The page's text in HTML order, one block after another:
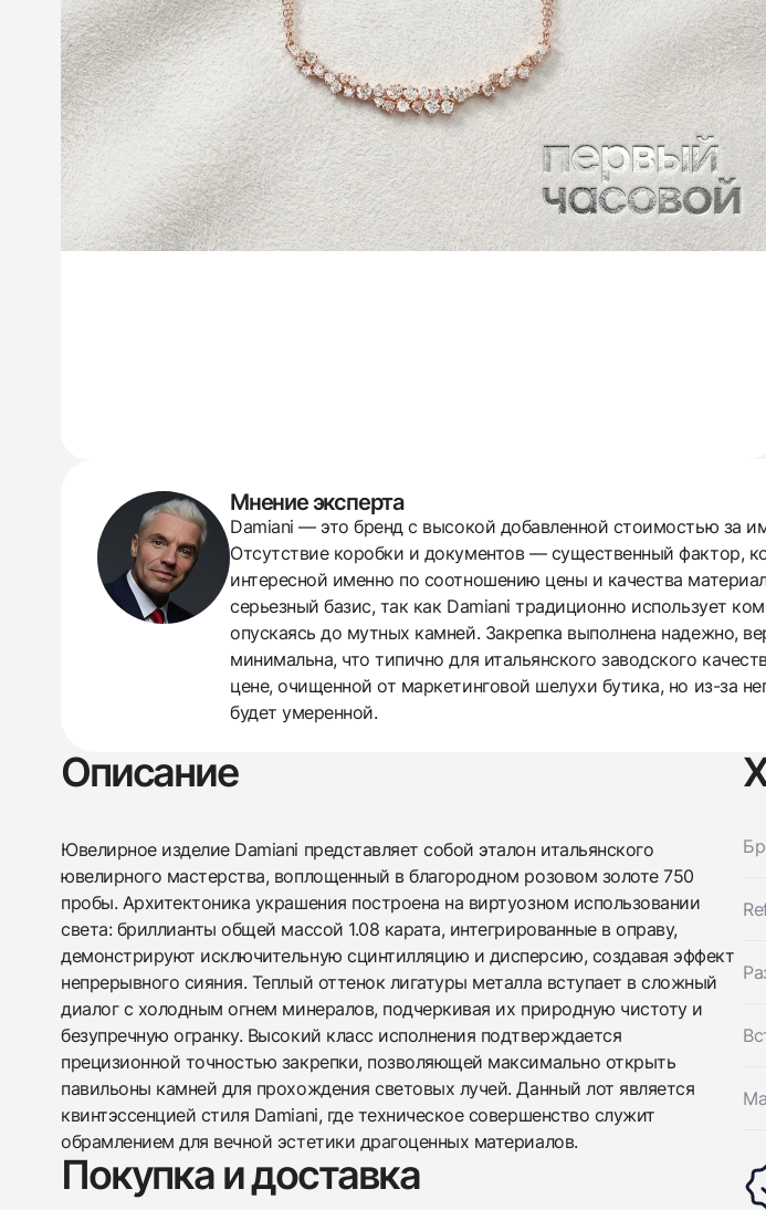
438
285
145
142
205
204
195
150
6
Мнение эксперта
Damiani — это бренд с высокой добавленной стоимостью за
Отсутствие коробки и документов — существенный фактор,
интересной именно по соотношению цены и качества
серьезный базис, так как Damiani традиционно использует
опускаясь до мутных камней. Закрепка выполнена надежно,
минимальна, что типично для итальянского заводского
цене, очищенной от маркетинговой шелухи бутика, но из-за
будет умеренной.
Описание
Ювелирное изделие Damiani представляет собой эталон итальянского
ювелирного мастерства, воплощенный в благородном розовом золоте 750
пробы. Архитектоника украшения построена на виртуозном использовании
света: бриллианты общей массой 1.08 карата, интегрированные в оправу,
демонстрируют исключительную сцинтилляцию и дисперсию, создавая эффект
непрерывного сияния. Теплый оттенок лигатуры металла вступает в сложный
диалог с холодным огнем минералов, подчеркивая их природную чистоту и
безупречную огранку. Высокий класс исполнения подтверждается
прецизионной точностью закрепки, позволяющей максимально открыть
павильоны камней для прохождения световых лучей. Данный лот является
квинтэссенцией стиля Damiani, где техническое совершенство служит
обрамлением для вечной эстетики драгоценных материалов.
Покупка и доставка
Оставьте ваши контактные
вами
Damiani
Mimosa Collier
Новые
$5,400
Оставьте ваши контактные
Damiani
Mimosa Collier
Новые
$5,400
Приложите фото